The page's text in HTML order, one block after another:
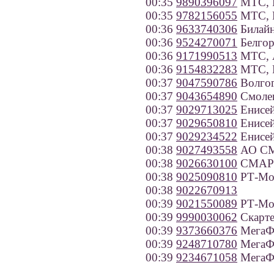
00:35 9782156055 МТС,
00:36 9633740306
00:36 9524270071
00:36 9171990513 МТС,
00:36 9154832283 МТС,
00:37 9047590786
00:37 9043654890
00:37 9029713025
00:37 9029650810
00:37 9029234522
00:38 9027493558 АО
00:38 9026630100
00:38 9025090810 РТ-
00:38 9022670913
00:39 9021550089 РТ-
00:39 9990030062
00:39 9373660376
00:39 9248710780
00:39 9234671058